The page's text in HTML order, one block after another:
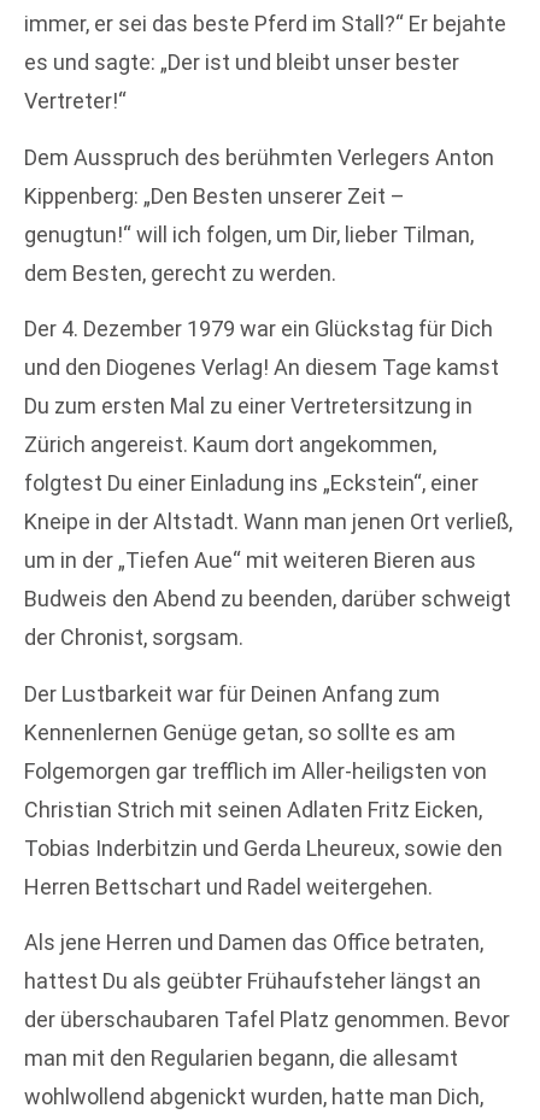
immer, er sei das beste Pferd im Stall?“ Er bejahte
es und sagte: „Der ist und bleibt unser bester
Vertreter!“
Dem Ausspruch des berühmten Verlegers Anton
Kippenberg: „Den Besten unserer Zeit –
genugtun!“ will ich folgen, um Dir, lieber Tilman,
dem Besten, gerecht zu werden.
Der 4. Dezember 1979 war ein Glückstag für Dich
und den Diogenes Verlag! An diesem Tage kamst
Du zum ersten Mal zu einer Vertretersitzung in
Zürich angereist. Kaum dort angekommen,
folgtest Du einer Einladung ins „Eckstein“, einer
Kneipe in der Altstadt. Wann man jenen Ort verließ,
um in der „Tiefen Aue“ mit weiteren Bieren aus
Budweis den Abend zu beenden, darüber schweigt
der Chronist, sorgsam.
Der Lustbarkeit war für Deinen Anfang zum
Kennenlernen Genüge getan, so sollte es am
Folgemorgen gar trefflich im Aller-heiligsten von
Christian Strich mit seinen Adlaten Fritz Eicken,
Tobias Inderbitzin und Gerda Lheureux, sowie den
Herren Bettschart und Radel weitergehen.
Als jene Herren und Damen das Office betraten,
hattest Du als geübter Frühaufsteher längst an
der überschaubaren Tafel Platz genommen. Bevor
man mit den Regularien begann, die allesamt
wohlwollend abgenickt wurden, hatte man Dich,